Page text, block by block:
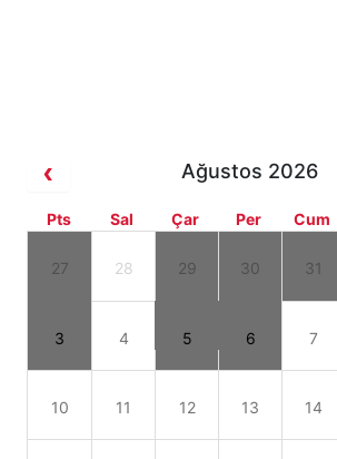
Ağustos 2026
Pts Sal Çar Per Cum
27 28 29 30 31
3 4 5 6 7
10 11 12 13 14